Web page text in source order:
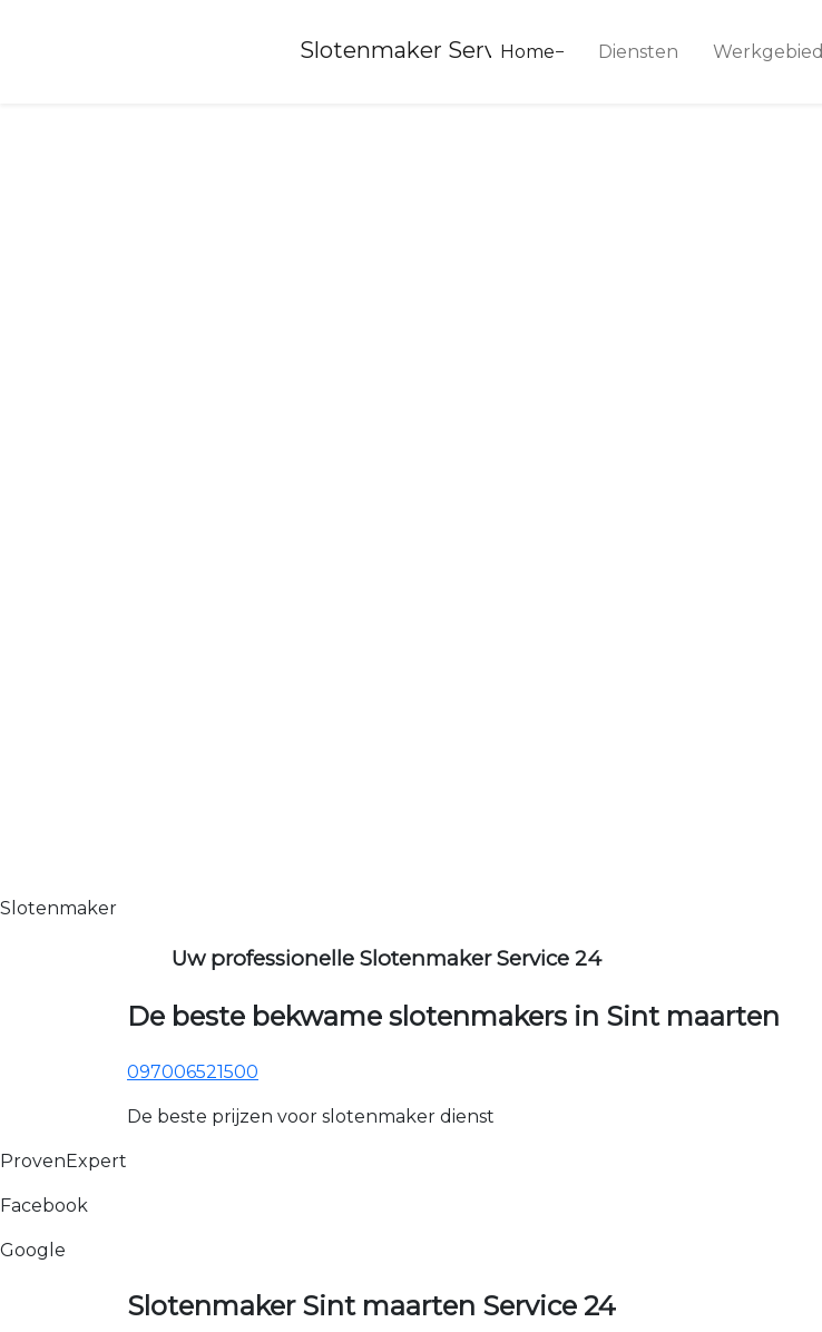
Slotenmaker Service 24
Home Diensten Werkgebied
Slotenmaker
Uw professionelle Slotenmaker Service 24
De beste bekwame slotenmakers in Sint maarten
097006521500
De beste prijzen voor slotenmaker dienst
ProvenExpert
Facebook
Google
Slotenmaker Sint maarten Service 24